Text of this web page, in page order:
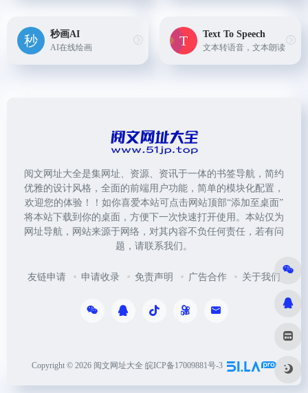
秒画AI
AI在线绘画
Text To Speech
文本转语音，文本朗读
阅文网址大全是集网址、资源、资讯于一体的书签导航，简约
优雅的设计风格，全面的前端用户功能，简单的模块化配置，
欢迎您的体验！！如你喜爱本站可点击网站顶部“添加至桌面”
将本站下载到你的桌面，方便下一次快速打开使用。本站仅为
网址导航，网站来源于网络，对其内容不负任何责任，若有问
题，请联系我们。
友链申请 申请收录 免责声明 广告合作 关于我们
Copyright © 2026 阅文网址大全 皖ICP备17009881号-3